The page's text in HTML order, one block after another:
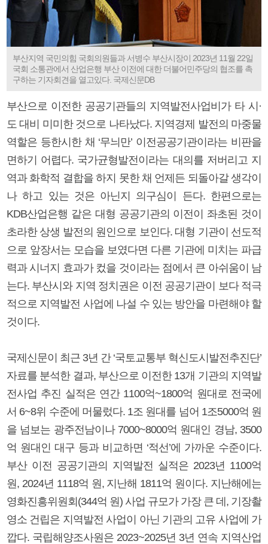
부산지역 국민의힘 국회의원들과 서병수 부산시장이 2023년 11월 22일
국회 소통관에서 산업은행 부산 이전에 대한 더불어민주당의 협조를 촉
구하는 기자회견을 열고있다. 국제신문DB
부산으로 이전한 공공기관들의 지역발전사업비가 타 시·
도 대비 미미한 것으로 나타났다. 지역경제 발전의 마중물
역할은 등한시한 채 ‘무늬만’ 이전공공기관이라는 비판을
면하기 어렵다. 국가균형발전이라는 대의를 저버리고 지
역과 화학적 결합을 하지 못한 채 언제든 되돌아갈 생각이
나 하고 있는 것은 아닌지 의구심이 든다. 한편으로는
KDB산업은행 같은 대형 공공기관의 이전이 좌초된 것이
초라한 상생 발전의 원인으로 보인다. 대형 기관이 선도적
으로 앞장서는 모습을 보였다면 다른 기관에 미치는 파급
력과 시너지 효과가 컸을 것이라는 점에서 큰 아쉬움이 남
는다. 부산시와 지역 정치권은 이전 공공기관이 보다 적극
적으로 지역발전 사업에 나설 수 있는 방안을 마련해야 할
것이다.
국제신문이 최근 3년 간 ‘국토교통부 혁신도시발전추진단’
자료를 분석한 결과, 부산으로 이전한 13개 기관의 지역발
전사업 추진 실적은 연간 1100억~1800억 원대로 전국에
서 6~8위 수준에 머물렀다. 1조 원대를 넘어 1조5000억 원
을 넘보는 광주전남이나 7000~8000억 원대인 경남, 3500
억 원대인 대구 등과 비교하면 ‘적선’에 가까운 수준이다.
부산 이전 공공기관의 지역발전 실적은 2023년 1100억
원, 2024년 1118억 원, 지난해 1811억 원이다. 지난해에는
영화진흥위원회(344억 원) 사업 규모가 가장 큰 데, 기장촬
영소 건립은 지역발전 사업이 아닌 기관의 고유 사업에 가
깝다. 국립해양조사원은 2023~2025년 3년 연속 지역산업